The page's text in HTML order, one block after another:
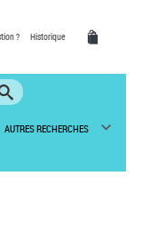
? Historique
AUTRES RECHERCHES